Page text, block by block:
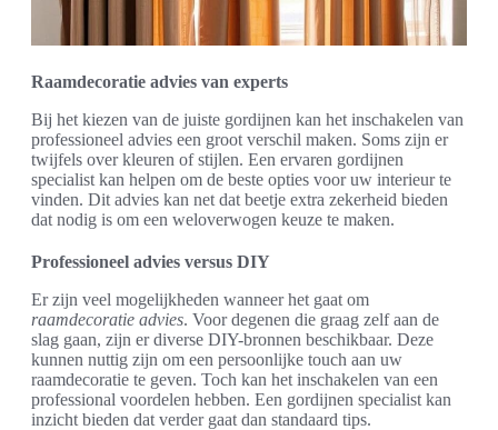
Raamdecoratie advies van experts
Bij het kiezen van de juiste gordijnen kan het inschakelen van
professioneel advies een groot verschil maken. Soms zijn er
twijfels over kleuren of stijlen. Een ervaren gordijnen
specialist kan helpen om de beste opties voor uw interieur te
vinden. Dit advies kan net dat beetje extra zekerheid bieden
dat nodig is om een weloverwogen keuze te maken.
Professioneel advies versus DIY
Er zijn veel mogelijkheden wanneer het gaat om
raamdecoratie advies. Voor degenen die graag zelf aan de
slag gaan, zijn er diverse DIY-bronnen beschikbaar. Deze
kunnen nuttig zijn om een persoonlijke touch aan uw
raamdecoratie te geven. Toch kan het inschakelen van een
professional voordelen hebben. Een gordijnen specialist kan
inzicht bieden dat verder gaat dan standaard tips.